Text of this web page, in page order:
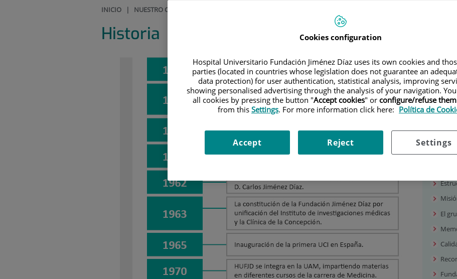
INICIO | NUESTRO CENTRO
Historia
El
Cookies configuration
Hospital Universitario Fundación Jiménez Díaz uses its own cookies and
parties (located in countries whose legislation does not guarantee an
data protection) for user authentication, statistical analysis, improving
showing personalised advertising through the analysis of your navigation.
all cookies by pressing the button "Accept cookies" or configure/refuse them
from this Settings. For more information click here: Política de
Settings
Reject
Accept